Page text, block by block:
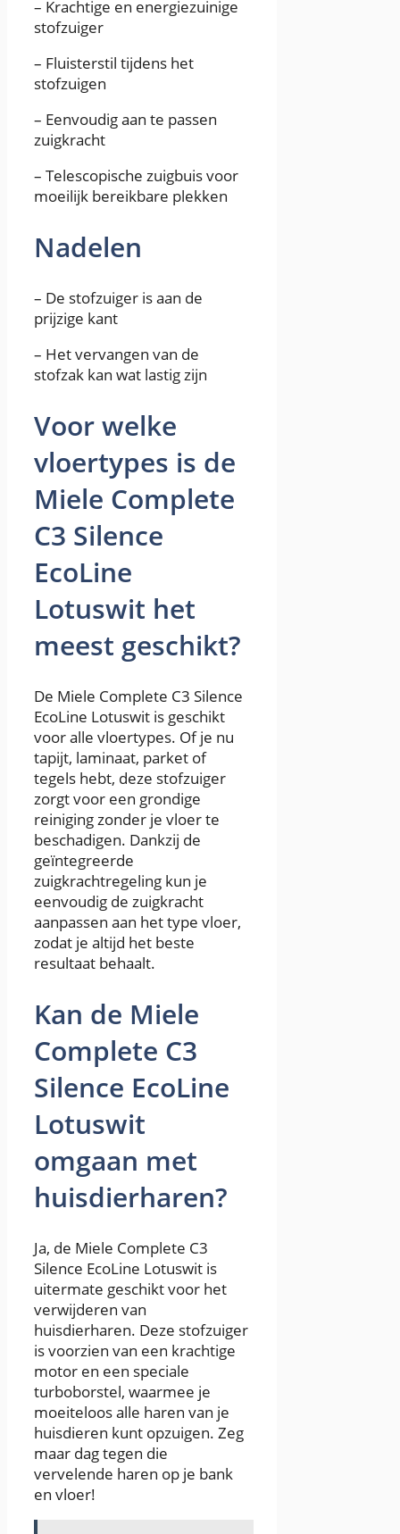
– Krachtige en energiezuinige
stofzuiger
– Fluisterstil tijdens het
stofzuigen
– Eenvoudig aan te passen
zuigkracht
– Telescopische zuigbuis voor
moeilijk bereikbare plekken
Nadelen
– De stofzuiger is aan de
prijzige kant
– Het vervangen van de
stofzak kan wat lastig zijn
Voor welke
vloertypes is de
Miele Complete
C3 Silence
EcoLine
Lotuswit het
meest geschikt?
De Miele Complete C3 Silence
EcoLine Lotuswit is geschikt
voor alle vloertypes. Of je nu
tapijt, laminaat, parket of
tegels hebt, deze stofzuiger
zorgt voor een grondige
reiniging zonder je vloer te
beschadigen. Dankzij de
geïntegreerde
zuigkrachtregeling kun je
eenvoudig de zuigkracht
aanpassen aan het type vloer,
zodat je altijd het beste
resultaat behaalt.
Kan de Miele
Complete C3
Silence EcoLine
Lotuswit
omgaan met
huisdierharen?
Ja, de Miele Complete C3
Silence EcoLine Lotuswit is
uitermate geschikt voor het
verwijderen van
huisdierharen. Deze stofzuiger
is voorzien van een krachtige
motor en een speciale
turboborstel, waarmee je
moeiteloos alle haren van je
huisdieren kunt opzuigen. Zeg
maar dag tegen die
vervelende haren op je bank
en vloer!